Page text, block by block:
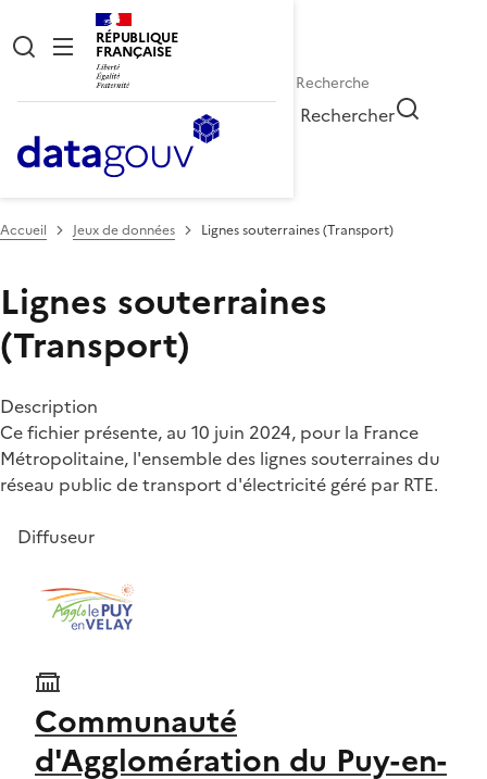
RÉPUBLIQUE
FRANÇAISE
Rechercher
Accueil Jeux de données Lignes souterraines (Transport)
Lignes souterraines
(Transport)
Description
Ce fichier présente, au 10 juin 2024, pour la France
Métropolitaine, l'ensemble des lignes souterraines du
réseau public de transport d'électricité géré par RTE.
Diffuseur
Communauté
d'Agglomération du Puy-en-